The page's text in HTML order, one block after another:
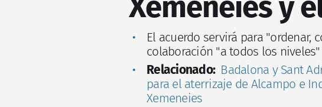
Xemeneies y
El acuerdo servirá para "ordenar,
colaboración "a todos los niveles"
Relacionado: Badalona y Sant
para el aterrizaje de Alcampo e
Xemeneies